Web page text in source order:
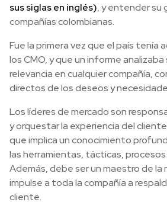
sus siglas en inglés), y entender su
compañías colombianas.
Fue la primera vez que el país tenía
los CMO, y que un informe
relevancia en cualquier compañía,
directos de los deseos y
Los líderes de mercado son
y orquestar la experiencia del
que implica un conocimiento
las herramientas, tácticas, procesos
Además, debe ser un maestro de la
impulse a toda la compañía a
cliente.